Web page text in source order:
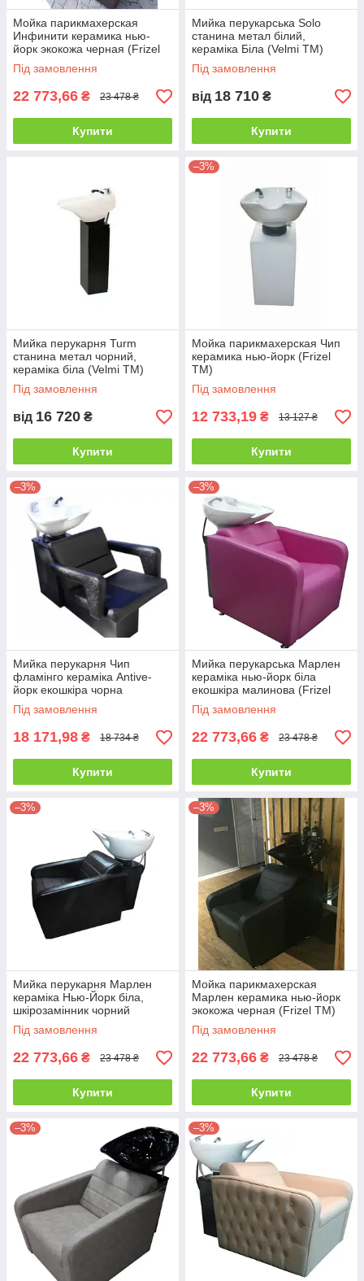
Мойка парикмахерская
Инфинити керамика нью-
йорк экокожа черная (Frizel
TM)
Під замовлення
22 773,66 ₴ 23 478 ₴
Купити
Мийка перукарська Solo
станина метал білий,
кераміка Біла (Velmi TM)
Під замовлення
від 18 710 ₴
Купити
Мийка перукарня Turm
станина метал чорний,
кераміка біла (Velmi TM)
Під замовлення
від 16 720 ₴
Купити
–3%
Мойка парикмахерская Чип
керамика нью-йорк (Frizel
TM)
Під замовлення
12 733,19 ₴ 13 127 ₴
Купити
–3%
Мийка перукарня Чип
фламінго кераміка Antive-
йорк екошкіра чорна
(FrizelTM)
Під замовлення
18 171,98 ₴ 18 734 ₴
Купити
–3%
Мийка перукарська Марлен
кераміка нью-йорк біла
екошкіра малинова (Frizel
TM)
Під замовлення
22 773,66 ₴ 23 478 ₴
Купити
–3%
Мийка перукарня Марлен
кераміка Нью-Йорк біла,
шкірозамінник чорний
(FrizelTM)
Під замовлення
22 773,66 ₴ 23 478 ₴
Купити
–3%
Мойка парикмахерская
Марлен керамика нью-йорк
экокожа черная (Frizel TM)
Під замовлення
22 773,66 ₴ 23 478 ₴
Купити
–3% –3%